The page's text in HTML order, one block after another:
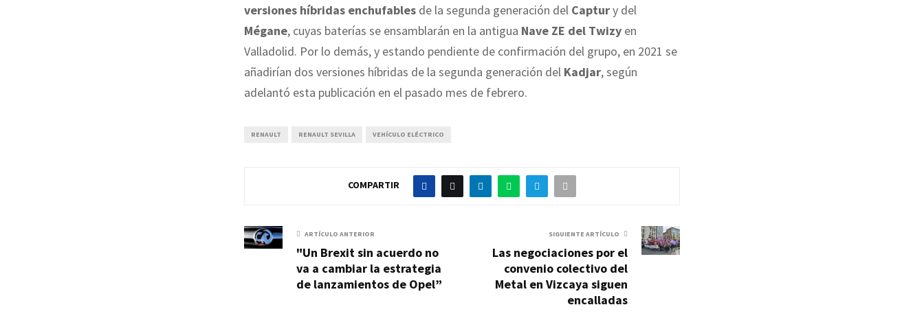
versiones híbridas enchufables de la segunda generación del Captury del
Mégane, cuyas baterías se ensamblarán en la antigua Nave ZE del Twizy en
Valladolid. Por lo demás, y estando pendiente de confirmación del grupo, en 2021 se
añadirían dos versiones híbridas de la segunda generación del Kadjar, según
adelantó esta publicación en el pasado mes de febrero.
RENAULT RENAULT SEVILLA VEHÍCULO ELÉCTRICO
COMPARTIR
ARTÍCULO ANTERIOR
"Un Brexit sin acuerdo no
va a cambiar la estrategia
de lanzamientos de Opel”
SIGUIENTE ARTÍCULO
Las negociaciones por el
convenio colectivo del
Metal en Vizcaya siguen
encalladas